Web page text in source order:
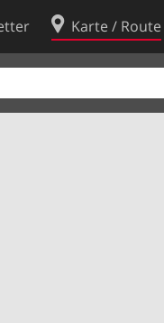
Karte / Route